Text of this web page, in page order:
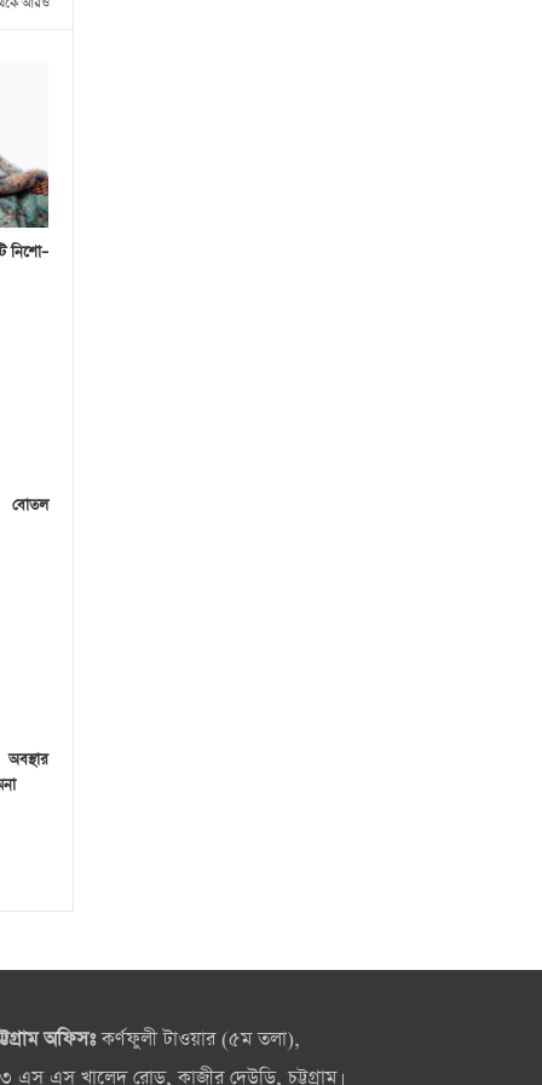
নিশো–
বোতল
অবস্থার
অফিসঃকর্ণফুলী টাওয়ার (৫ম তলা),
এস এস খালেদ রোড, কাজীর দেউড়ি, চট্টগ্রাম।